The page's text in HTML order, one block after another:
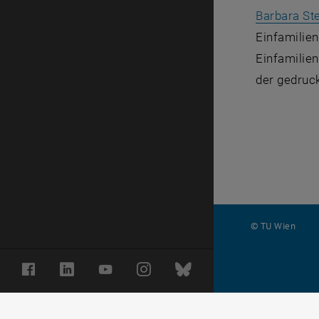
FacebookLinkedInYouTubeInstagramBluesky
Barbara
der
© TU Wien